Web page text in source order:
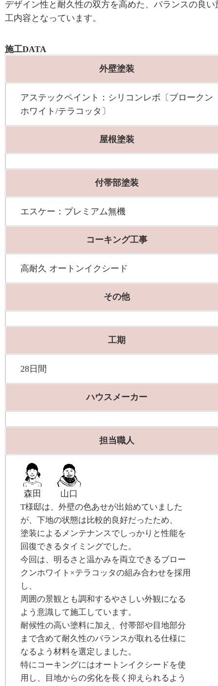
デザイン性と耐久性の双方を高めた、バランスの良い
工内容となっています。
施工DATA
外壁塗装
アステックペイント：シリコンレボ〔ブロークン
ホワイト/テラコッタ〕
屋根塗装
付帯部塗装
エスケー：プレミアム無機
コーキング工事
高耐久 オートンイクシード
その他
工期
28日間
ハウスメーカー
担当職人
森田 山口
T様邸は、外壁の色あせが出始めていました
が、下地の状態は比較的良好だったため、
塗装によるメンテナンスでしっかりと性能を
回復できるタイミングでした。
今回は、明るさと温かみを両立できるブロー
クンホワイト×テラコッタの組み合わせを採用
し、
周囲の景観とも調和するやさしい外観になる
よう意識して施工しています。
耐候性の高い塗料に加え、付帯部や目地部分
まで含めて耐久性のバランスが取れる仕様に
なるよう材料を選定しました。
特にコーキングにはオートンイクシードを使
用し、目地からの劣化を長く抑えられるよう